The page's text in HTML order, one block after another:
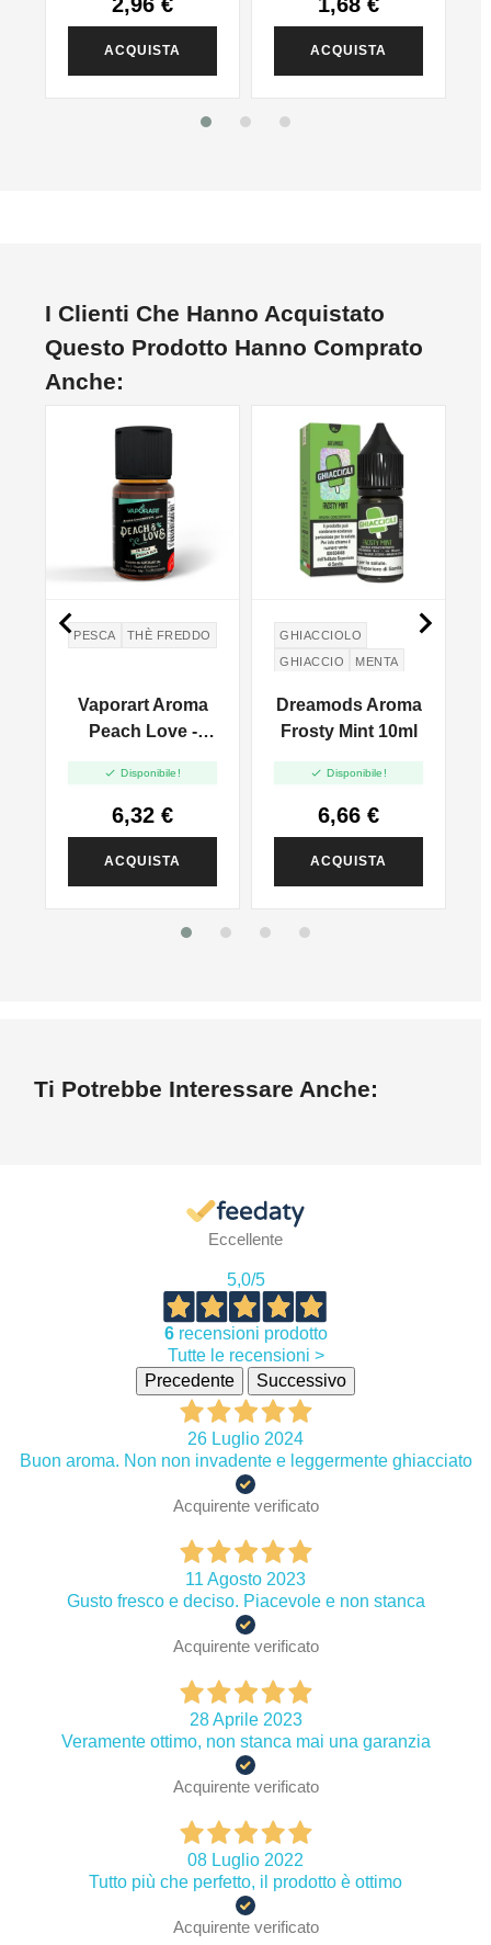
ACQUISTA ACQUISTA
I Clienti Che Hanno Acquistato
Questo Prodotto Hanno Comprato
Anche:
PESCA THÈ FREDDO
Vaporart Aroma
Peach Love -
 Disponibile!
6,32 €
ACQUISTA
GHIACCIOLO
GHIACCIO
MENTA
Dreamods Aroma
Frosty Mint 10ml
 Disponibile!
6,66 €
ACQUISTA
 
Ti Potrebbe Interessare Anche:
Eccellente
5,0/5
6recensioni prodotto
Tutte le recensioni >
Precedente
Successivo
26 Luglio 2024
Buon aroma. Non non invadente e leggermente ghiacciato
Acquirente verificato
11 Agosto 2023
Gusto fresco e deciso. Piacevole e non stanca
Acquirente verificato
28 Aprile 2023
Veramente ottimo, non stanca mai una garanzia
Acquirente verificato
08 Luglio 2022
Tutto più che perfetto, il prodotto è ottimo
Acquirente verificato